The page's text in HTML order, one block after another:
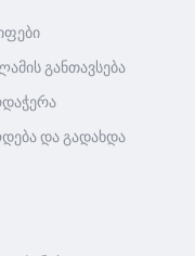
განთავსება
და გადახდა